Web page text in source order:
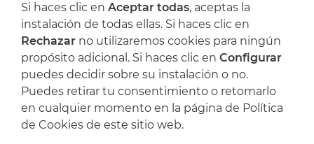
Artijoc
Soporte
Si haces clic en Aceptar todas, aceptas la
instalación de todas ellas. Si haces clic en
Rechazar no utilizaremos cookies para ningún
propósito adicional. Si haces clic en Configurar
puedes decidir sobre su instalación o no.
Puedes retirar tu consentimiento o retomarlo
en cualquier momento en la página de Política
de Cookies de este sitio web.